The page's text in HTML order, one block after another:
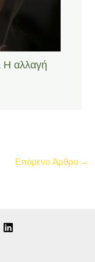
Η αλλαγή
Επόμενο Άρθρο →